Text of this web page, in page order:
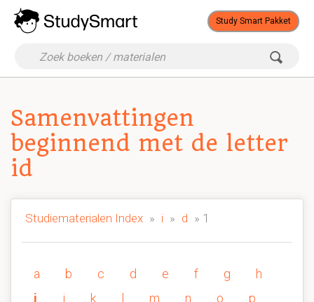
Study Smart Pakket
Samenvattingen
beginnend met de letter
id
Studiematerialen Index » i » d » 1
a b c d e f g
h
i
j k m n o
p